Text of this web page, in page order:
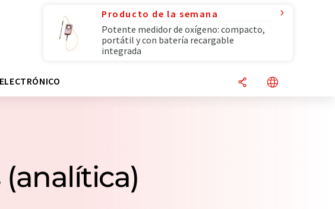
Producto de la semana
Potente medidor de oxígeno: compacto,
portátil y con batería recargable
integrada